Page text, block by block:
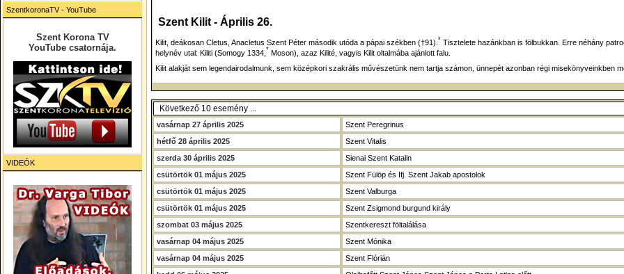
SzentkoronaTV - YouTube
Szent Korona TV
YouTube csatornája.
VIDEÓK
Szent Kilit - Április 26.
Kilit, deákosan Cletus, Anacletus Szent Péter második utóda a pápai székben (†91). * Tisztelete hazánkban is fölbukkan. Erre néhány
helynév utal: Kiliti (Somogy 1334, * Moson), azaz Kilité, vagyis Kilit oltalmába ajánlott falu.
Kilit alakját sem legendairodalmunk, sem középkori szakrális művészetünk nem tartja számon, ünnepét azonban régi misekönyveinkben
Következő 10 esemény ...
vasárnap 27 április 2025
Szent Peregrinus
hétfő 28 április 2025
Szent Vitalis
szerda 30 április 2025
Sienai Szent Katalin
csütörtök 01 május 2025
Szent Fülöp és Ifj. Szent Jakab apostolok
csütörtök 01 május 2025
Szent Valburga
csütörtök 01 május 2025
Szent Zsigmond burgund király
szombat 03 május 2025
Szentkereszt föltalálása
vasárnap 04 május 2025
Szent Mónika
vasárnap 04 május 2025
Szent Flórián